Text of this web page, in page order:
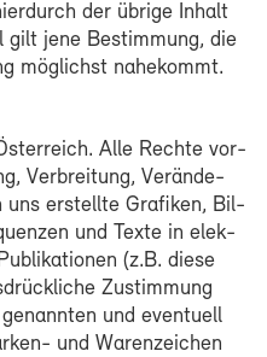
der üb­ri­ge In­halt
gilt je­ne Be­stim­mung, die
mög­lichst na­he­kommt.
Al­le Rech­te vor­
Ver­brei­tung, Ver­än­de­
uns er­stell­te Gra­fi­ken, Bil­
und Tex­te in elek­
(z.B. die­se
Zu­stim­mung
und even­tu­ell
und Wa­ren­zei­chen